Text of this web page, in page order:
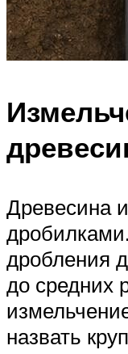
Древесина
дробления
до средних
назвать